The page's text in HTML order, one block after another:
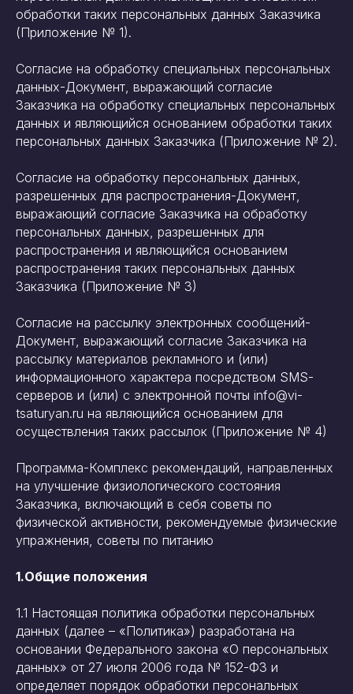
обработки таких персональных данных Заказчика
(Приложение № 1).
Согласие на обработку специальных персональных
данных-Документ, выражающий согласие
Заказчика на обработку специальных персональных
данных и являющийся основанием обработки таких
персональных данных Заказчика (Приложение № 2).
Согласие на обработку персональных данных,
разрешенных для распространения-Документ,
выражающий согласие Заказчика на обработку
персональных данных, разрешенных для
распространения и являющийся основанием
распространения таких персональных данных
Заказчика (Приложение № 3)
Согласие на рассылку электронных сообщений-
Документ, выражающий согласие Заказчика на
рассылку материалов рекламного и (или)
информационного характера посредством SMS-
серверов и (или) с электронной почты info@vi-
tsaturyan.ru на являющийся основанием для
осуществления таких рассылок (Приложение № 4)
Программа-Комплекс рекомендаций, направленных
на улучшение физиологического состояния
Заказчика, включающий в себя советы по
физической активности, рекомендуемые физические
упражнения, советы по питанию
1.Общие положения
1.1 Настоящая политика обработки персональных
данных (далее – «Политика») разработана на
основании Федерального закона «О персональных
данных» от 27 июля 2006 года № 152-ФЗ и
определяет порядок обработки персональных